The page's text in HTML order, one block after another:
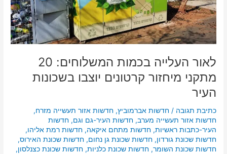
לאור העלייה בכמות המשלוחים: 20
מתקני מיחזור קרטונים יוצבו בשכונות
העיר
כתיבת תגובה /חדשות אברמוביץ,חדשות אזור תעשייה מזרח,
חדשות אזור תעשייה מערב,חדשות העיר-גם וגם,חדשות
העיר-כתבות ראשיות,חדשות מתחם איקאה,חדשות רמת אליהו,
חדשות שכונת גורדון,חדשות שכונת גן נחום,חדשות שכונת האירוס,
חדשות שכונת השומר,חדשות שכונת כלניות,חדשות שכונת כצנלסון,
מיחזור
קרטונים
יוצבו
בשכונות